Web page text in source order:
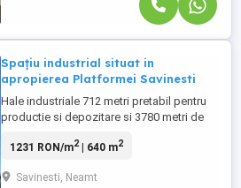
Spațiu industrial situat in
apropierea Platformei Savinesti
Hale industriale 712 metri pretabil pentru
productie si depozitare si 3780 metri de
Savinesti, acces cu tir, curte betonata,
1231 RON/m2| 640 m2
Savinesti, Neamt